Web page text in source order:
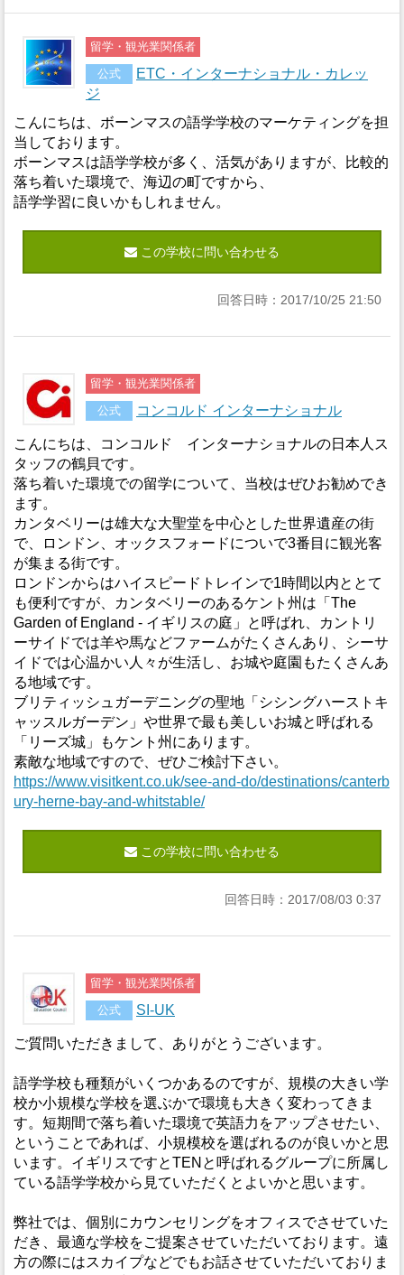
留学・観光業関係者
公式
ETC・インターナショナル・カレッ
ジ
こんにちは、ボーンマスの語学学校のマーケティングを担
当しております。
ボーンマスは語学学校が多く、活気がありますが、比較的
落ち着いた環境で、海辺の町ですから、
語学学習に良いかもしれません。
この学校に問い合わせる
回答日時：2017/10/25 21:50
留学・観光業関係者
公式
コンコルド インターナショナル
こんにちは、コンコルド インターナショナルの日本人ス
タッフの鶴貝です。
落ち着いた環境での留学について、当校はぜひお勧めでき
ます。
カンタベリーは雄大な大聖堂を中心とした世界遺産の街
で、ロンドン、オックスフォードについで3番目に観光客
が集まる街です。
ロンドンからはハイスピードトレインで1時間以内ととて
も便利ですが、カンタベリーのあるケント州は「The
Garden of England - イギリスの庭」と呼ばれ、カントリ
ーサイドでは羊や馬などファームがたくさんあり、シーサ
イドでは心温かい人々が生活し、お城や庭園もたくさんあ
る地域です。
ブリティッシュガーデニングの聖地「シシングハーストキ
ャッスルガーデン」や世界で最も美しいお城と呼ばれる
「リーズ城」もケント州にあります。
素敵な地域ですので、ぜひご検討下さい。
https://www.visitkent.co.uk/see-and-do/destinations/canterb
ury-herne-bay-and-whitstable/
この学校に問い合わせる
回答日時：2017/08/03 0:37
留学・観光業関係者
公式
SI-UK
ご質問いただきまして、ありがとうございます。
語学学校も種類がいくつかあるのですが、規模の大きい学
校か小規模な学校を選ぶかで環境も大きく変わってきま
す。短期間で落ち着いた環境で英語力をアップさせたい、
ということであれば、小規模校を選ばれるのが良いかと思
います。イギリスですとTENと呼ばれるグループに所属し
ている語学学校から見ていただくとよいかと思います。
弊社では、個別にカウンセリングをオフィスでさせていた
だき、最適な学校をご提案させていただいております。遠
方の際にはスカイプなどでもお話させていただいておりま